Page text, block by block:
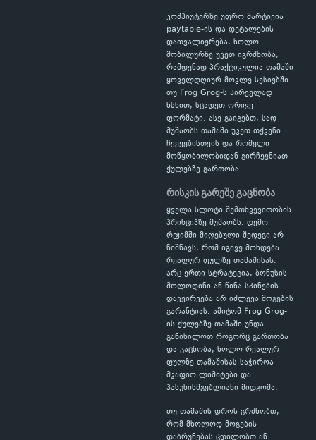
კომპიუტერზე უფრო მარტივია
paytable-ის და დეტალების
დათვალიერება, ხოლო
მობილურზე უკეთ იგრძნობა,
რამდენად პრაქტიკულია თამაში
ყოველდღიურ მოკლე სესიებში.
თუ Frog Grog-ს პირველად
ხსნით, სცადეთ ორივე
ფორმატი. ასე გაიგებთ, სად
მუშაობს თამაში უკეთ თქვენი
ჩვევებისთვის და რომელი
მოწყობილობიდან გირჩევნიათ
ქულებზე გართობა.
რისკის გარეშე გაცნობა
ყველა სლოტი შემთხვევითობის
პრინციპზე მუშაობს. დემო
რეჟიმში მიღებული შედეგი არ
ნიშნავს, რომ იგივე მოხდება
რეალურ ფულზე თამაშისას.
არც ერთი სტრატეგია, ბონუსის
მოლოდინი ან წინა სპინების
დაკვირვება არ იძლევა მოგების
გარანტიას. ამიტომ Frog Grog-
ის ქულებზე თამაში უნდა
განიხილოთ როგორც გართობა
და გაცნობა, ხოლო რეალურ
ფულზე თამაშისას საჭიროა
მკაფიო ლიმიტები და
პასუხისმგებლიანი მიდგომა.
თუ თამაშის დროს გრძნობთ,
რომ მხოლოდ მოგების
დაბრუნებას ცდილობთ ან